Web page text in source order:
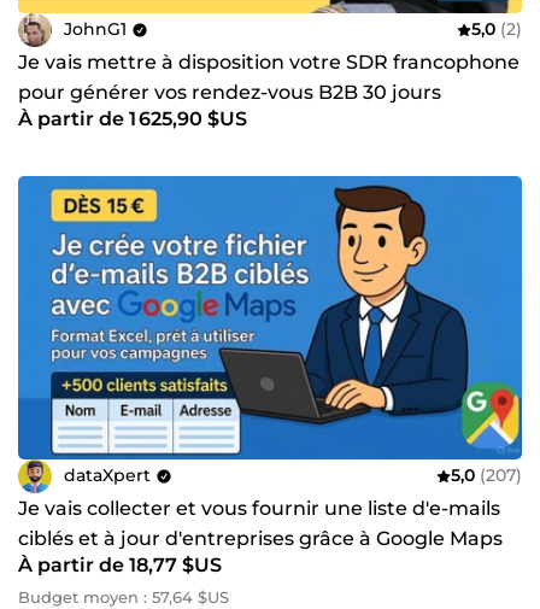
JohnG1 5,0 (2)
Je vais mettre à disposition votre SDR francophone
pour générer vos rendez-vous B2B 30 jours
À partir de 1 625,90 $US
dataXpert 5,0 (207)
Je vais collecter et vous fournir une liste d'e-mails
ciblés et à jour d'entreprises grâce à Google Maps
À partir de 18,77 $US
Budget moyen : 57,64 $US